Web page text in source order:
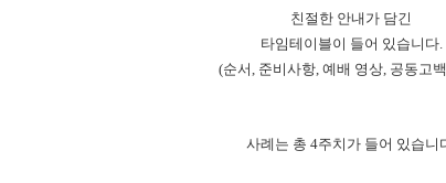
친절한 안내가 담긴
타임테이블이 들어 있습니다.
(순서, 준비사항, 예배 영상, 공동고
사례는 총 4주치가 들어 있습니